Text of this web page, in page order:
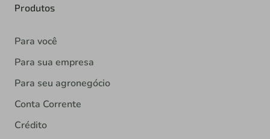
Produtos
Para você
Para sua empresa
Para seu agronegócio
Conta Corrente
Crédito